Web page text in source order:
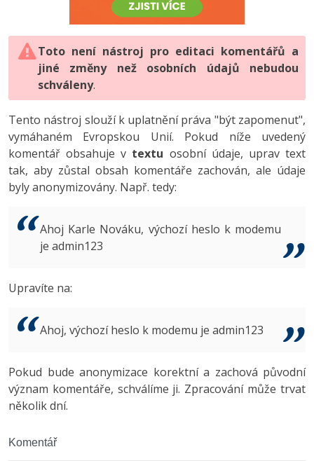
HTML5, CSS3, Bootstrap, SEO
SQL a databáze
Testování a verzování
UML a návrhové vzory
React
Spring
ASP.NET MVC
Best practices
PHP
JavaScript
Python
HTML / CSS
UML a návrhové vzory
MySQL/MariaDB
MS-SQL
Vývojář mobilních aplikací
C# Game developer
Tester
Systémový administrátor
3D grafik
Copywriter
WordPress specialista
-80%
JavaScript -80%
PHP -80%
Swift -80%
Kotlin -80%
VB.NET
Algoritmy -41%
Umělá inteligence (AI) -10%
Digitální gramotnost
Marketing
WordPress
SEO
UX
Business
Copywriting
Windows
Photoshop -80%
Adobe Illustrator -80%
Adobe Lightroom
Adobe XD
Adobe InDesign -25%
Adobe After Effects
Inkscape
Fórum
Toto není nástroj pro editaci komentářů a
jiné změny než osobních údajů nebudou
schváleny.
Tento nástroj slouží k uplatnění práva "být zapomenut",
vymáhaném Evropskou Unií. Pokud níže uvedený
komentář obsahuje v textu osobní údaje, uprav text
tak, aby zůstal obsah komentáře zachován, ale údaje
byly anonymizovány. Např. tedy:
Ahoj Karle Nováku, výchozí heslo k modemu
je admin123
Upravíte na:
Ahoj, výchozí heslo k modemu je admin123
Pokud bude anonymizace korektní a zachová původní
význam komentáře, schválíme ji. Zpracování může trvat
několik dní.
Komentář